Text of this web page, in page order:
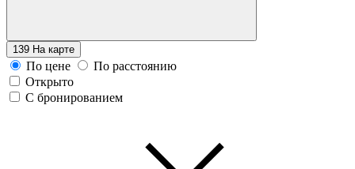
139 На карте
По цене
По расстоянию
Открыто
С бронированием